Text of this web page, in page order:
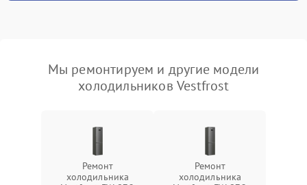
Мы ремонтируем и другие модели
холодильников Vestfrost
Ремонт
холодильника
Ремонт
холодильника